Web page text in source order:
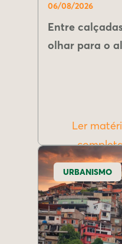
06/08/2026
Entre
olhar para o
Ler
URBANISMO